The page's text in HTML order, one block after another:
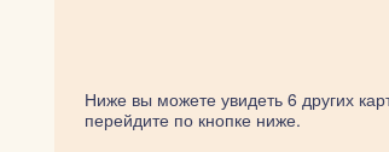
Ниже вы можете увидеть 6 других
перейдите по кнопке ниже.